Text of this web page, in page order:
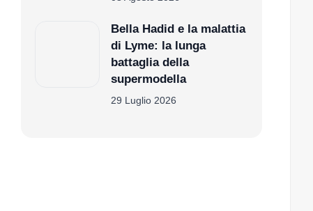
Bella Hadid e la
malattia di Lyme: la
lunga battaglia della
supermodella